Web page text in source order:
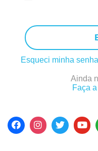
Esqueci minha senha
Ainda
Faça